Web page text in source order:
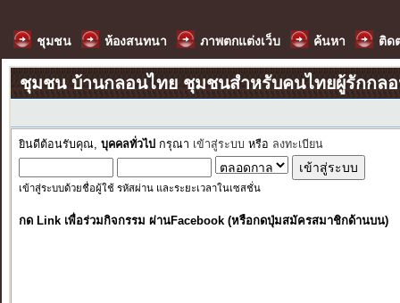
ชุมชน ห้องสนทนา ภาพตกแต่งเว็บ ค้นหา ติด
ชุมชน บ้านกลอนไทย ชุมชนสำหรับคนไทยผู้รักกล
ยินดีต้อนรับคุณ, บุคคลทั่วไป กรุณา เข้าสู่ระบบ หรือ ลงทะเบียน
เข้าสู่ระบบด้วยชื่อผู้ใช้ รหัสผ่าน และระยะเวลาในเซสชั่น
กด Link เพื่อร่วมกิจกรรม ผ่านFacebook (หรือกดปุ่มสมัครสมาชิกด้านบน)